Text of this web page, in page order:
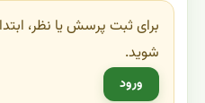
برای ثبت پرسش یا نظر،
شوید.
ورود